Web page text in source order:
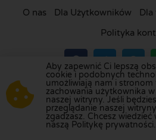
O nas Dla Użytkowników
Polityka
Odwiedź naszą platformę
Wielkiej Brytanii,Francji,
Hiszpanii,Włoszech,
Szwecji.
Aby zapewnić Ci lepszą
cookie i podobnych
umożliwiają nam i stronom
zachowania użytkownika
naszej witryny. Jeśli
przeglądanie naszej
zgadzasz. Chcesz wiedzieć
naszą Politykę prywatności.